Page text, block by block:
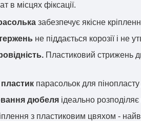
в місцях фіксації.
забезпечує якісне
не піддається корозії і не
Пластиковий стрижень
парасольок для
дюбеля ідеально
з пластиковим цвяхом -